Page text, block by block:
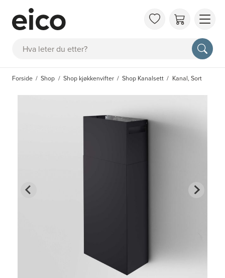
Søk
OM
FAQ
Forside Shop Shop kjøkkenvifter Shop Kanalsett Kanal, Sort